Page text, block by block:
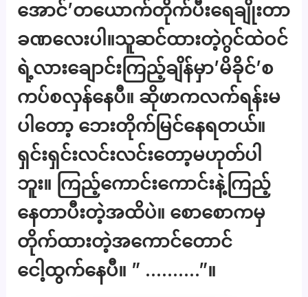
အောင်’တယောက်တိုက်ပီးရေချိုးတာ
ခဏလေးပါ။သူဆင်ထားတဲ့ဂွင်ထဲဝင်
ရဲ့လားချောင်းကြည့်ချိန်မှာ’မိခိုင်’စ
ကပ်စလှန်နေပီ။ ဆိုဖာကလက်ရန်းမ
ပါတော့ ဘေးတိုက်မြင်နေရတယ်။
ရှင်းရှင်းလင်းလင်းတော့မဟုတ်ပါ
ဘူး။ ကြည့်ကောင်းကောင်းနဲ့ကြည့်
နေတာပီးတဲ့အထိပဲ။ စောစောကမှ
တိုက်ထားတဲ့အကောင်တောင်
ငေါ့ထွက်နေပီ။ ” ……….”။